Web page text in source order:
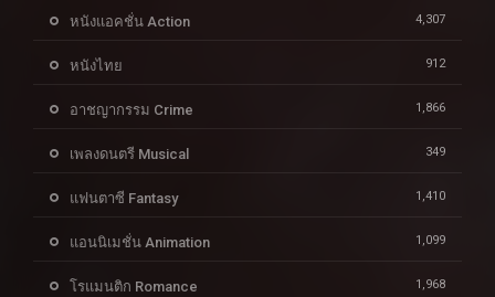
หนังแอคชั่น Action 4,307
หนังไทย 912
อาชญากรรม Crime 1,866
เพลงดนตรี Musical 349
แฟนตาซี Fantasy 1,410
แอนนิเมชั่น Animation 1,099
โรแมนติก Romance 1,968